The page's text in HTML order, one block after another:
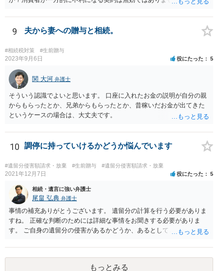
務があると思います。 倒れた弁護士が所属する弁護士会に相談さ
れた方がよいと思います。 倒れた弁護士は脳梗塞で倒れたようで
すが、 判断能力があり、復代理を倒れた弁護士の判断で復代理を
選任したのか 即ち、復代理人の選任は有効なのかという問題もあ
ると思います。
9 夫から妻への贈与と相続。
#相続税対策 #生前贈与
2023年9月6日 役にたった 5
関 大河 弁護士
そういう認識でよいと思います。 口座に入れたお金の説明が自分の親
からもらったとか、兄弟からもらったとか、昔稼いだお金が出てきた
というケースの場合は、大丈夫です。
10 調停に持っていけるかどうか悩んでいます
#遺留分侵害額請求・放棄 #生前贈与 #遺留分侵害額請求・放棄
2021年12月7日 役にたった 5
相続・遺言に強い弁護士
尾畠 弘典 弁護士
事情の補充ありがとうございます。 遺留分の計算を行う必要がありま
すね。 正確な判断のためには詳細な事情をお聞きする必要がありま
す。 ご自身の遺留分の侵害があるかどうか、あるとしてどの程度の金
相談されるのが良いと思います。
もっとみる